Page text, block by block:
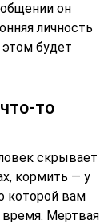
он
личность
будет
то
скрывает
кормить — у
которой вам
Мертвая